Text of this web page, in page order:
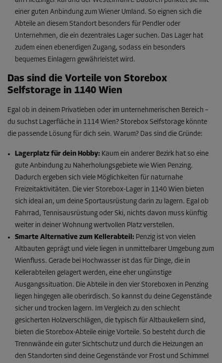
einer guten Anbindung zum Wiener Umland. So eignen sich die
Abteile an diesem Standort besonders für Pendler oder
Unternehmen, die ein dezentrales Lager suchen. Das Lager hat
zudem einen ebenerdigen Zugang, sodass ein besonders
bequemes Einlagern gewährleistet wird.
Das sind die Vorteile von Storebox
Selfstorage in 1140 Wien
Egal ob in deinem Privatleben oder im unternehmerischen Bereich –
du suchst Lagerfläche in 1114 Wien? Storebox Selfstorage könnte
die passende Lösung für dich sein. Warum? Das sind die Gründe:
Lagerplatz für dein Hobby: Kaum ein anderer Bezirk hat so eine
gute Anbindung zu Naherholungsgebiete wie Wien Penzing.
Dadurch ergeben sich viele Möglichkeiten für naturnahe
Freizeitaktivitäten. Die vier Storebox-Lager in 1140 Wien bieten
sich ideal an, um deine Sportausrüstung darin zu lagern. Egal ob
Fahrrad, Tennisausrüstung oder Ski, nichts davon muss künftig
weiter in deiner Wohnung wertvollen Platz verstellen.
Smarte Alternative zum Kellerabteil: Penzig ist von vielen
Altbauten geprägt und viele liegen in unmittelbarer Umgebung zum
Wienfluss. Gerade bei Hochwasser ist das für Dinge, die in
Kellerabteilen gelagert werden, eine eher ungünstige
Ausgangssituation. Die Abteile in den vier Storeboxen in Penzing
liegen hingegen alle oberirdisch. So kannst du deine Gegenstände
sicher und trocken lagern. Im Vergleich zu den schlecht
gesicherten Holzverschlägen, die typisch für Altbaukellern sind,
bieten die Storebox-Abteile einige Vorteile. So besteht durch die
Trennwände ein guter Sichtschutz und durch die Heizungen an
den Standorten sind deine Gegenstände vor Frost und Schimmel